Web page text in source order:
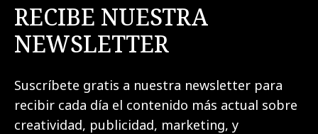
RECIBE NUESTRA
NEWSLETTER
Suscríbete gratis a nuestra newsletter para
recibir cada día el contenido más actual sobre
creatividad, publicidad, marketing, y